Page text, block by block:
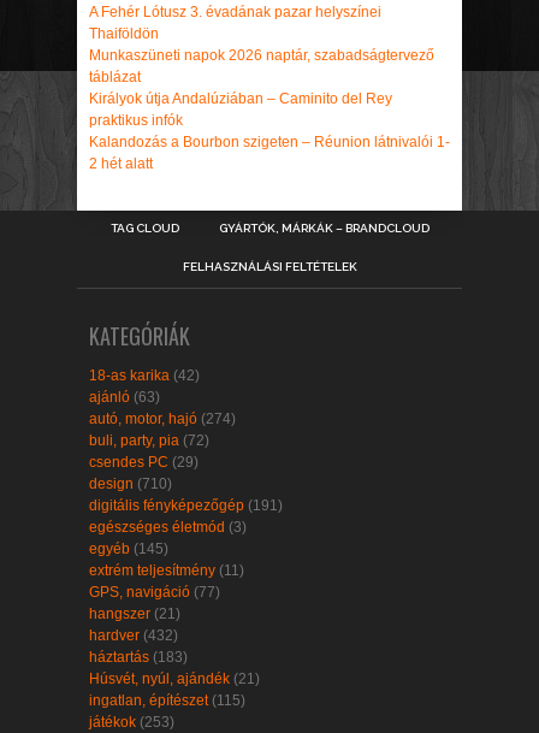
A Fehér Lótusz 3. évadának pazar helyszínei
Thaiföldön
Munkaszüneti napok 2026 naptár, szabadságtervező
táblázat
Királyok útja Andalúziában – Caminito del Rey
praktikus infók
Kalandozás a Bourbon szigeten – Réunion látnivalói 1-
2 hét alatt
TAG CLOUD GYÁRTÓK, MÁRKÁK – BRANDCLOUD
FELHASZNÁLÁSI FELTÉTELEK
KATEGÓRIÁK
18-as karika (42)
ajánló (63)
autó, motor, hajó (274)
buli, party, pia (72)
csendes PC (29)
design (710)
digitális fényképezőgép (191)
egészséges életmód (3)
egyéb (145)
extrém teljesítmény (11)
GPS, navigáció (77)
hangszer (21)
hardver (432)
háztartás (183)
Húsvét, nyúl, ajándék (21)
ingatlan, építészet(115)
játékok (253)